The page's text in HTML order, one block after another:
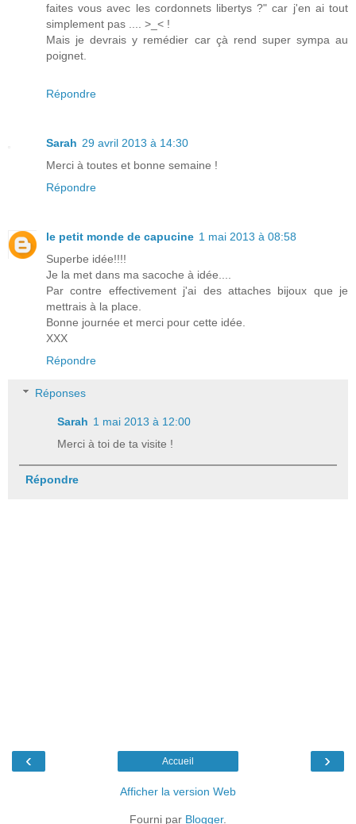
faites vous avec les cordonnets libertys ?" car j'en ai tout
simplement pas .... >_< !
Mais je devrais y remédier car çà rend super sympa au
poignet.
Répondre
Sarah 29 avril 2013 à 14:30
Merci à toutes et bonne semaine !
Répondre
le petit monde de capucine 1 mai 2013 à 08:58
Superbe idée!!!!
Je la met dans ma sacoche à idée....
Par contre effectivement j'ai des attaches bijoux que je
mettrais à la place.
Bonne journée et merci pour cette idée.
XXX
Répondre
Réponses
Sarah 1 mai 2013 à 12:00
Merci à toi de ta visite !
Répondre
‹ ›
Accueil
Afficher la version Web
Fourni par Blogger.